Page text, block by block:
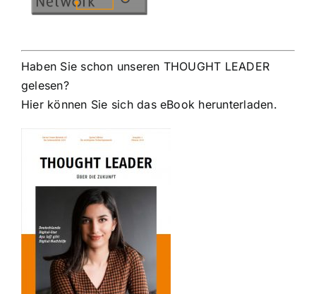
Haben Sie schon unseren THOUGHT LEADER
gelesen?
Hier können Sie sich das eBook herunterladen.